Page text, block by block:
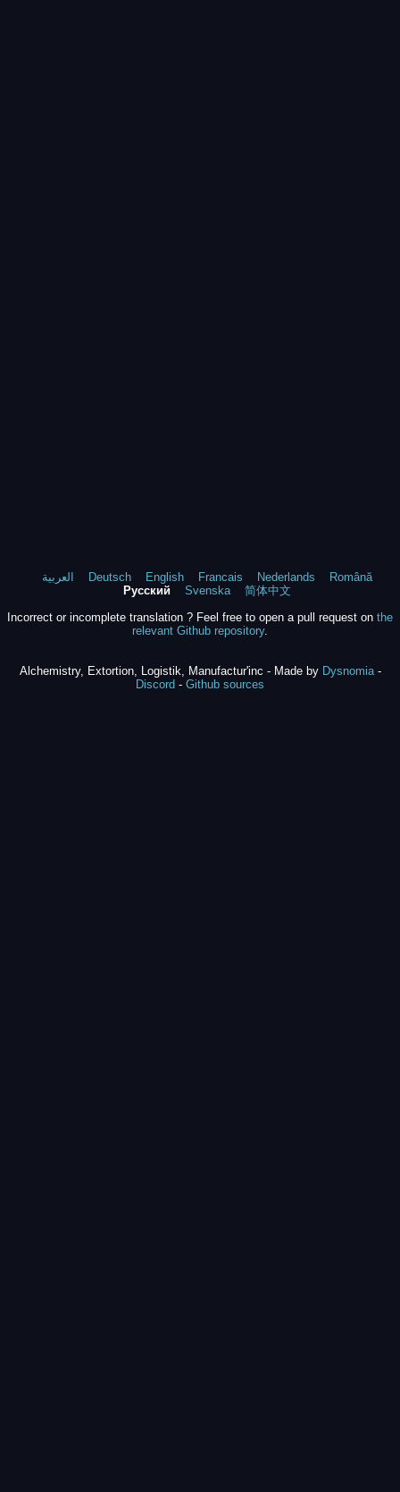
العربية Deutsch English Francais Nederlands
Română
Русский
Svenska
简体中文
Incorrect or incomplete translation ? Feel free to open a pull request on the
relevant Github repository.
Alchemistry, Extortion, Logistik, Manufactur'inc - Made by Dysnomia-
Discord - Github sources